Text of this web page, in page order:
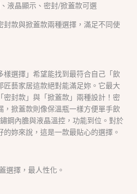
液晶顯示、密封/掀蓋款可選
封款與掀蓋款兩種選擇，滿足不同使
樣選擇」希望能找到最符合自己「飲
匠藝家居這款絕對能滿足妳。它最大
密封款」與「掀蓋款」兩種設計！密
，掀蓋款則像保溫瓶一樣方便單手飲
鋼內膽與液晶溫控，功能到位。對於
的妳來說，這是一款最貼心的選擇。
選擇，最人性化。